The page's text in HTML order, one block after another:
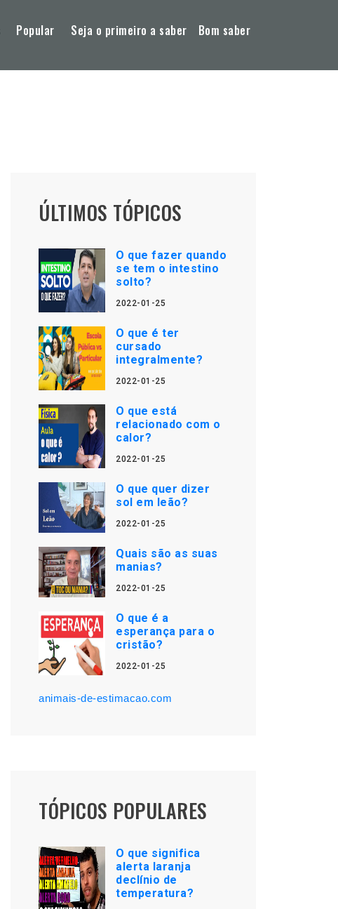
Popular Seja o primeiro a saber Bom saber
ÚLTIMOS TÓPICOS
O que fazer quando
se tem o intestino
solto?
2022-01-25
O que é ter
cursado
integralmente?
2022-01-25
O que está
relacionado com o
calor?
2022-01-25
O que quer dizer
sol em leão?
2022-01-25
Quais são as suas
manias?
2022-01-25
O que é a
esperança para o
cristão?
2022-01-25
animais-de-estimacao.com
TÓPICOS POPULARES
O que significa
alerta laranja
declínio de
temperatura?